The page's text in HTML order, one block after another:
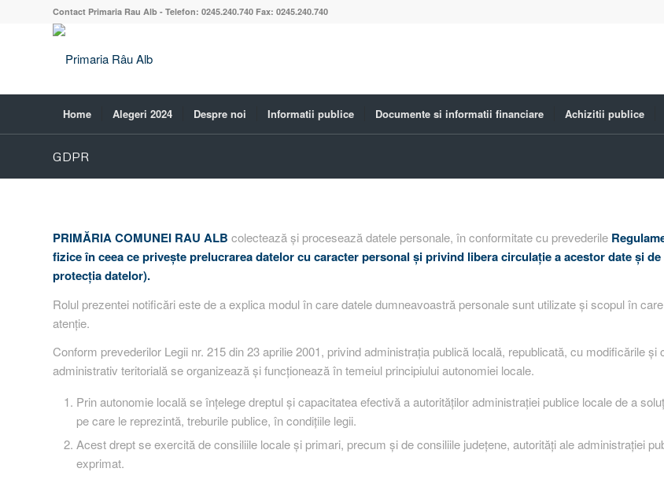
Contact Primaria Rau Alb - Telefon: 0245.240.740 Fax: 0245.240.740
Home Alegeri 2024 Despre noi Informatii publice Documente si informatii financiare Achizitii publice
GDPR
PRIMĂRIA COMUNEI RAU ALB colectează și procesează datele personale, în conformitate cu prevederile
fizice în ceea ce priveşte prelucrarea datelor cu caracter personal şi privind libera circulaţie a acestor date şi
protecţia datelor).
Rolul prezentei notificări este de a explica modul în care datele dumneavoastră personale sunt utilizate și scopul în
atenție.
Conform prevederilor Legii nr. 215 din 23 aprilie 2001, privind administraţia publică locală, republicată, cu modificările
administrativ teritorială se organizează și funcționează în temeiul principiului autonomiei locale.
Prin autonomie locală se înţelege dreptul şi capacitatea efectivă a autorităţilor administraţiei publice locale de a
pe care le reprezintă, treburile publice, în condiţiile legii.
Acest drept se exercită de consiliile locale şi primari, precum şi de consiliile judeţene, autorităţi ale administraţiei
exprimat.